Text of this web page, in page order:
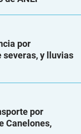
por
y lluvias
por
Canelones,